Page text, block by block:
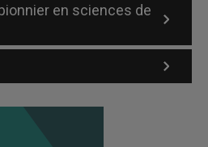
en sciences de